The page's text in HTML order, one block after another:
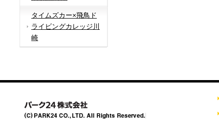
タイムズカー×飛鳥ド
ライビングカレッジ川
崎